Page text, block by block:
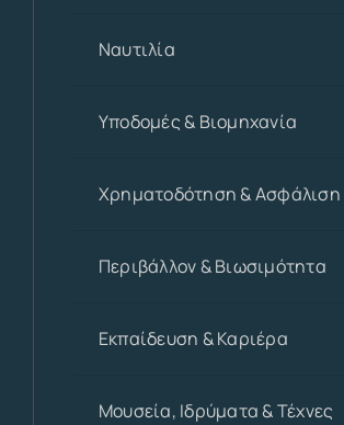
Ναυτιλία
Υποδομές & Βιομηχανία
Χρηματοδότηση & Ασφάλιση
Περιβάλλον & Βιωσιμότητα
Εκπαίδευση & Καριέρα
Μουσεία, Ιδρύματα & Τέχνες